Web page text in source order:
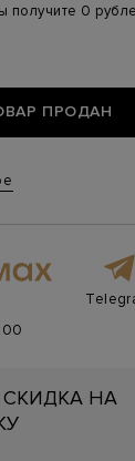
получите 0
ПРОДАН
НА